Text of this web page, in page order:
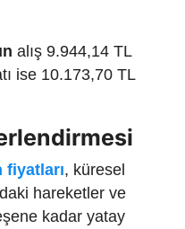
alış 9.944,14 TL
ise 10.173,70 TL
fiyatları, küresel
hareketler ve
kadar yatay